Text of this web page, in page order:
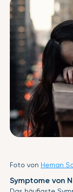
Foto von Hernan
Symptome von